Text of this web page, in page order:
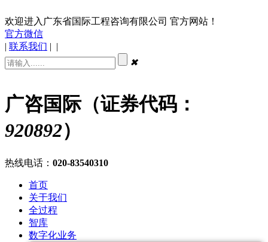
欢迎进入广东省国际工程咨询有限公司 官方网站！
官方微信
| 联系我们 | |
✖
广咨国际（证券代码：
920892）
热线电话： 020-83540310
首页
关于我们
全过程
智库
数字化业务